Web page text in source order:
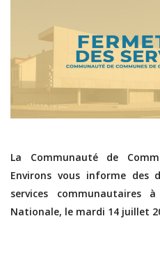
La Communauté de
Environs vous informe des
services communautaires
Nationale, le mardi 14 juillet